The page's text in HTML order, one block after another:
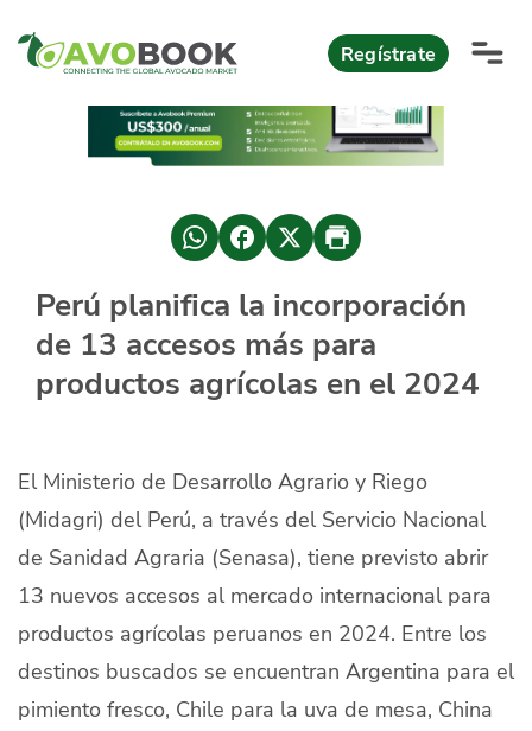
Regístrate
AvoReports
AvoComments
AvoMagazine
Iniciar Sesión
Quiénes Somos
Productores
Mercados
Contacto
Perú planifica la incorporación
de 13 accesos más para
productos agrícolas en el 2024
El Ministerio de Desarrollo Agrario y Riego
(Midagri) del Perú, a través del Servicio Nacional
de Sanidad Agraria (Senasa), tiene previsto abrir
13 nuevos accesos al mercado internacional para
productos agrícolas peruanos en 2024. Entre los
destinos buscados se encuentran Argentina para el
pimiento fresco, Chile para la uva de mesa, China